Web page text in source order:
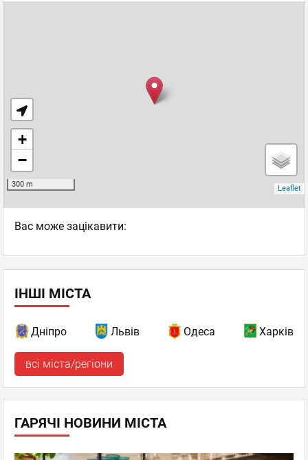
Вас може зацікавити:
ІНШІ МІСТА
Дніпро Львів Одеса Харків
всі міста/регіони
ГАРЯЧІ НОВИНИ МІСТА